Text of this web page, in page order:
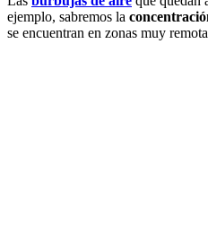
ejemplo, sabremos la
se encuentran en zonas muy